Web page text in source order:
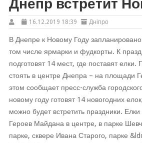
Днепр встретит
16.12.2019 18:39 Дніпро
В Днепре к Новому Году
том числе ярмарки и фудкорты. К
подготовят 14 мест, где поставят елки.
стоять в центре Днепра – на площади
этом сообщает пресс-служба
новому году готовят 14 новогодних
можно будет встретить праздники.
Героев Майдана в центре, в парке
парке, сквере Ивана Старого, парке